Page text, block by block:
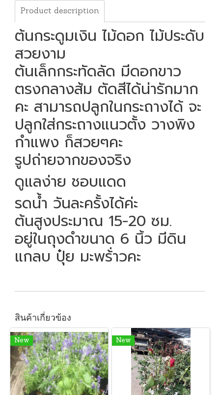
Product description
ต้นกระดูมเงิน ไม้ดอก ไม้ประดับ
สวยงาม
ต้นเล็กกระทัดลัด มีดอกขาว
ตรงกลางส้ม ตัดสีได้น่ารักมาก
คะ สามารถปลูกในกระถางได้ จะ
ปลูกใส่กระถางแนวตั้ง วางพิง
กำแพง ก็สวยๆคะ
รูปถ่ายจากของจริง
ดูแลง่าย ชอบแดด
รดน้ำ วันละครั้งได้ค่ะ
ต้นสูงประมาณ 15-20 ซม.
อยู่ในถุงดำขนาด 6 นิ้ว มีดิน
แกลบ ปุ๋ย มะพร้่าวคะ
สินค้าเกี่ยวข้อง
New New